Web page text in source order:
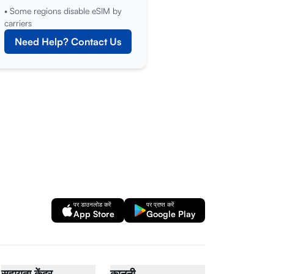
• Some regions disable eSIM by
carriers
Need Help? Contact Us
पर डाउनलोड करें
App Store
पर प्राप्त करें
Google Play